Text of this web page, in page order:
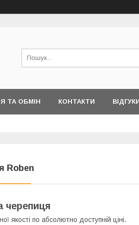
ТА ОБМІН КОНТАКТИ
Roben
черепиця
якості по абсолютно доступній ціні.